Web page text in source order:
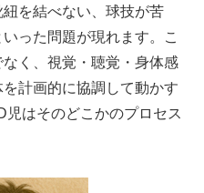
を結べない、球技が苦
った問題が現れます。こ
く、視覚・聴覚・身体感
計画的に協調して動かす
はそのどこかのプロセス